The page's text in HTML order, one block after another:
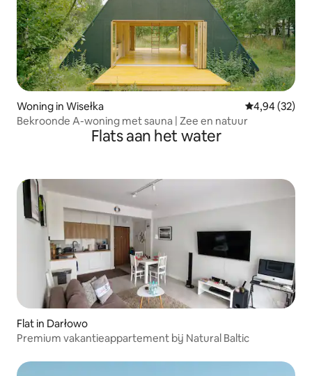
Woning in Wisełka Gemiddelde
4,94 (32)
Bekroonde A-woning met sauna | Zee en natuur
Flats aan het water
Flat in Darłowo
Premium vakantieappartement bij Natural Baltic